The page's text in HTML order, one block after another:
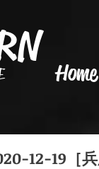
Home
12-19［